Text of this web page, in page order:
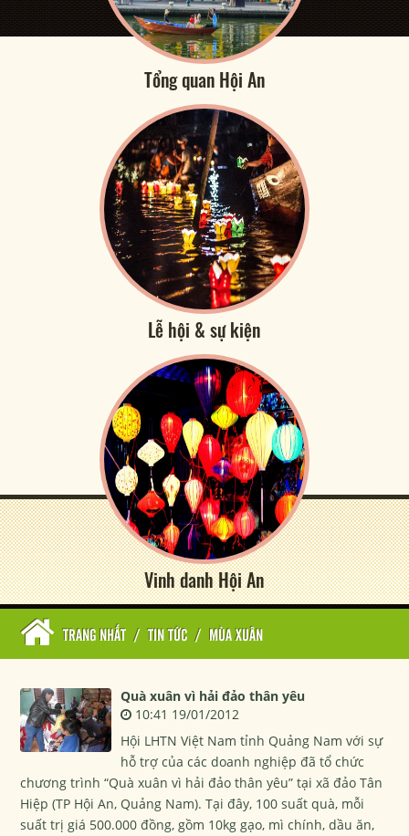
Tổng quan Hội An
Lễ hội & sự kiện
Vinh danh Hội An
TRANG NHẤT / TIN TỨC / MÙA XUÂN
Quà xuân vì hải đảo thân yêu
10:41 19/01/2012
Hội LHTN Việt Nam tỉnh Quảng Nam với sự
hỗ trợ của các doanh nghiệp đã tổ chức
chương trình “Quà xuân vì hải đảo thân yêu” tại xã đảo Tân
Hiệp (TP Hội An, Quảng Nam). Tại đây, 100 suất quà, mỗi
suất trị giá 500.000 đồng, gồm 10kg gạo, mì chính, dầu ăn,